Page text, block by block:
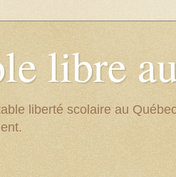
libre
liberté scolaire au